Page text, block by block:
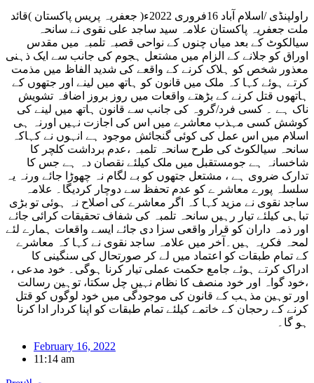
راولپنڈی /اسلام آباد 16فروری 2022ء( جعفریہ پریس پاکستان )قائد
ملت جعفریہ پاکستان علامہ سید ساجد علی نقوی نے سانحہ
سیالکوٹ کے بعد میاں چنوں کے نواحی قصبہ تلمبہ میں مقدس
اوراق کو جلانے کے الزام میں مشتعل ہجوم کی جانب سے ایک ذہنی
معذور شخص کو ہلاک کرنے کے واقعے کی شدید الفاظ میں مذمت
کرتے ہوئے کہا کہ ملک میں قانون کو ہاتھ میں لینے اور جتھوں کے
ہاتھوں قتل کرنے کے بڑھتے واقعات میں روز بروز اضافہ تشویش
ناک ہے ۔ کسی فرد/گروہ کی جانب سے قانون ہاتھ میں لینے کی
کوشش کسی مہذب معاشرے میں اس کی اجازت نہیں اورنہ ہی
اسلام میں اس عمل کی کوئی گنجائش موجود ہے انہوں نے کہاکہ
سانحہ سیالکوٹ کی طرح سانحہ تلمبہ ،عدم برداشت کلچر کا
شاخسانہ ہے جومستقبل میں ملک کیلئے نقصان دہ ہے جس کا
تدارک ضروی ہے ، مشتعل جتھوں کو بے لگام نہ چھوڑا جائے ورنہ یہ
سلسلہ پورے معاشر ے کو عدم تحفظ سے دوچار کردیگا۔ علامہ
ساجد نقوی نے مزید کہا کہ اگر معاشرے کی اصلاح نہ ہوئی تو بڑی
تباہی کیلئے تیار رہیں سانحہ تلمبہ کی شفاف تحقیقات کرائی جائے
اور ذمہ داران کو قرار واقعی سزا دی جائے ایسے واقعات ہمارے لئے
لمحہ فکریہ ہیں۔آخر میں علامہ ساجد نقوی نے کہا کہ معاشرے
کے تمام طبقات کو اعتماد میں لے کر صورتحال کی سنگینی کا
ادراک کرتے ہوئے جامع حکمت عملی تیار کرنا ہوگی۔ خود مدعی ،
،خود گواہ اور خود منصف کا نظام نہیں چل سکتا، توہین رسالت
اور توہین مذہب کے قانون کی موجودگی میں خود لوگوں کو قتل
کرنے کے رحجان کے خاتمے کیلئے تمام طبقات کو اپنا کردار ادا کرنا
ہو گا۔
February 16, 2022
11:14 am